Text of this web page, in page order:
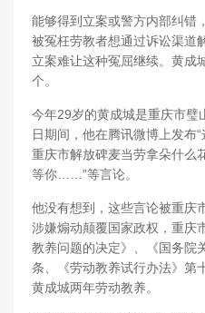
能够得到立案或警方内部纠错
被冤枉劳教者想通过诉讼渠道
立案难让这种冤屈继续。黄成
个。
今年29岁的黄成城是重庆市璧
日期间，他在腾讯微博上发布
重庆市解放碑麦当劳拿朵什么
等你……”等言论。
他没有想到，这些言论被重庆
涉嫌煽动颠覆国家政权，重庆
教养问题的决定》、《国务院
条、《劳动教养试行办法》第
黄成城两年劳动教养。